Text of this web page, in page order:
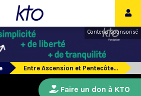
Contenu sponsorisé
Entre Ascension et Pentecôte...
Faire un don à KTO